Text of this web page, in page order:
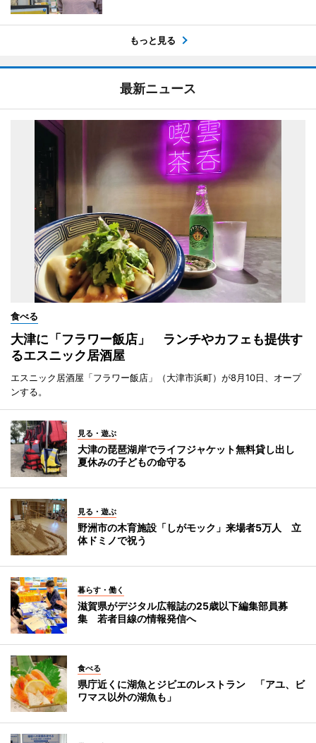
もっと見る
最新ニュース
食べる
大津に「フラワー飯店」 ランチやカフェも提供す
るエスニック居酒屋
エスニック居酒屋「フラワー飯店」（大津市浜町）が8月10日、オープ
ンする。
見る・遊ぶ
大津の琵琶湖岸でライフジャケット無料貸し出し
夏休みの子どもの命守る
見る・遊ぶ
野洲市の木育施設「しがモック」来場者5万人 立
体ドミノで祝う
暮らす・働く
滋賀県がデジタル広報誌の25歳以下編集部員募
集 若者目線の情報発信へ
食べる
県庁近くに湖魚とジビエのレストラン 「アユ、ビ
ワマス以外の湖魚も」